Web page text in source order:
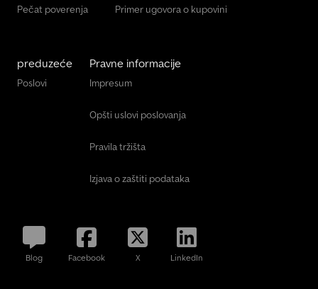
Pečat poverenja Primer ugovora o kupovini
preduzeće
Poslovi
Pravne informacije
Impresum
Opšti uslovi poslovanja
Pravila tržišta
Izjava o zaštiti podataka
Blog Facebook X LinkedIn